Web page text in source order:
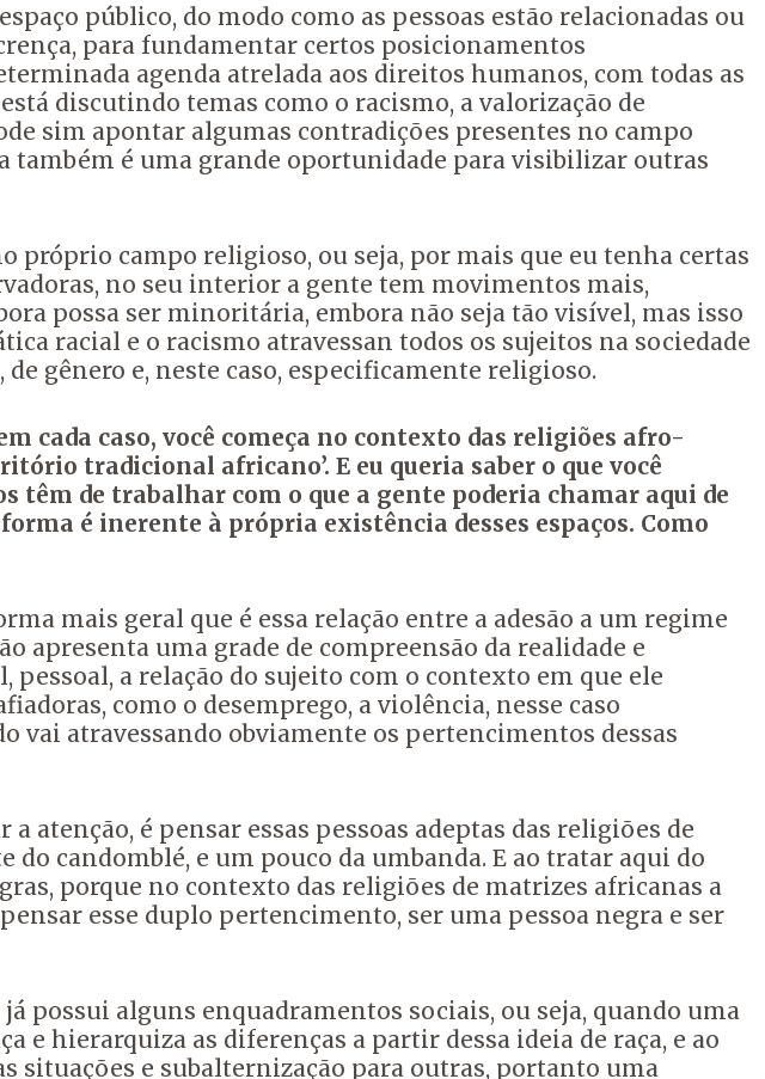
público, do modo como as pessoas estão relacionadas ou
para fundamentar certos posicionamentos
agenda atrelada aos direitos humanos, com todas as
discutindo temas como o racismo, a valorização de
sim apontar algumas contradições presentes no campo
também é uma grande oportunidade para visibilizar outras
próprio campo religioso, ou seja, por mais que eu tenha certas
no seu interior a gente tem movimentos mais,
possa ser minoritária, embora não seja tão visível, mas isso
racial e o racismo atravessan todos os sujeitos na sociedade
de gênero e, neste caso, especificamente religioso.
cada caso, você começa no contexto das religiões afro-
tradicional africano’. E eu queria saber o que você
têm de trabalhar com o que a gente poderia chamar aqui de
é inerente à própria existência desses espaços. Como
mais geral que é essa relação entre a adesão a um regime
apresenta uma grade de compreensão da realidade e
pessoal, a relação do sujeito com o contexto em que ele
como o desemprego, a violência, nesse caso
vai atravessando obviamente os pertencimentos dessas
a atenção, é pensar essas pessoas adeptas das religiões de
do candomblé, e um pouco da umbanda. E ao tratar aqui do
porque no contexto das religiões de matrizes africanas a
esse duplo pertencimento, ser uma pessoa negra e ser
já possui alguns enquadramentos sociais, ou seja, quando uma
e hierarquiza as diferenças a partir dessa ideia de raça, e ao
situações e subalternização para outras, portanto uma